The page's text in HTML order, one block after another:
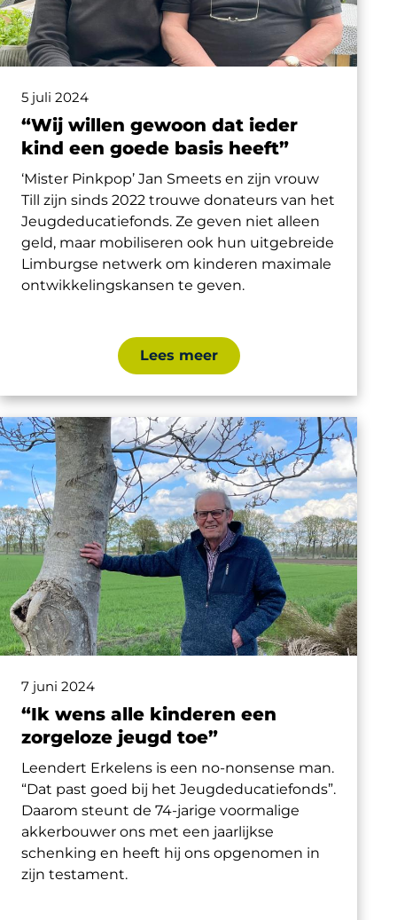
5 juli 2024
“Wij willen gewoon dat ieder
kind een goede basis heeft”
‘Mister Pinkpop’ Jan Smeets en zijn vrouw
Till zijn sinds 2022 trouwe donateurs van het
Jeugdeducatiefonds. Ze geven niet alleen
geld, maar mobiliseren ook hun uitgebreide
Limburgse netwerk om kinderen maximale
ontwikkelingskansen te geven.
Lees meer
7 juni 2024
“Ik wens alle kinderen een
zorgeloze jeugd toe”
Leendert Erkelens is een no-nonsense man.
“Dat past goed bij het Jeugdeducatiefonds”.
Daarom steunt de 74-jarige voormalige
akkerbouwer ons met een jaarlijkse
schenking en heeft hij ons opgenomen in
zijn testament.